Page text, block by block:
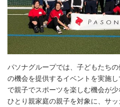
パソナグループでは、子どもたち
の機会を提供するイベントを実施
で親子でスポーツを楽しむ機会が少
ひとり親家庭の親子を対象に、サ